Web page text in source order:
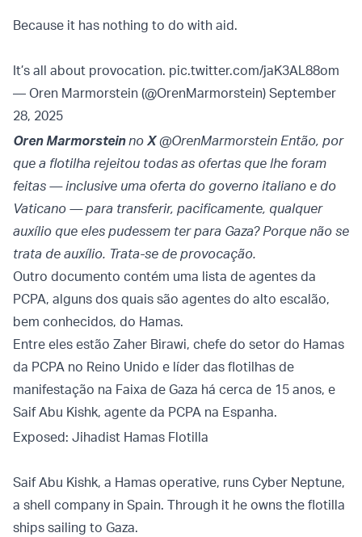
Because it has nothing to do with aid.
It’s all about provocation. pic.twitter.com/jaK3AL88om
— Oren Marmorstein (@OrenMarmorstein) September
28, 2025
Oren Marmorsteinno X@OrenMarmorstein Então, por
que a flotilha rejeitou todas as ofertas que lhe foram
feitas — inclusive uma oferta do governo italiano e do
Vaticano — para transferir, pacificamente, qualquer
auxílio que eles pudessem ter para Gaza? Porque não se
trata de auxílio. Trata-se de provocação.
Outro documento contém uma lista de agentes da
PCPA, alguns dos quais são agentes do alto escalão,
bem conhecidos, do Hamas.
Entre eles estão Zaher Birawi, chefe do setor do Hamas
da PCPA no Reino Unido e líder das flotilhas de
manifestação na Faixa de Gaza há cerca de 15 anos, e
Saif Abu Kishk, agente da PCPA na Espanha.
Exposed: Jihadist Hamas Flotilla
Saif Abu Kishk, a Hamas operative, runs Cyber Neptune,
a shell company in Spain. Through it he owns the flotilla
ships sailing to Gaza.